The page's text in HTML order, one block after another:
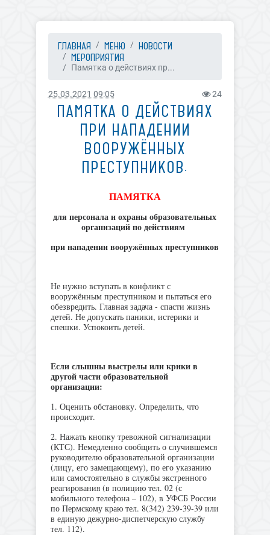
ГЛАВНАЯ МЕНЮ
НОВОСТИ
МЕРОПРИЯТИЯ
Памятка о действиях пр...
25.03.2021 09:05 24
ПАМЯТКА О ДЕЙСТВИЯХ
ПРИ НАПАДЕНИИ
ВООРУЖЁННЫХ
ПРЕСТУПНИКОВ.
ПАМЯТКА
для персонала и охраны образовательных
организаций по действиям
при нападении вооружённых преступников
Не нужно вступать в конфликт с
вооружённым преступником и пытаться его
обезвредить. Главная задача - спасти жизнь
детей. Не допускать паники, истерики и
спешки. Успокоить детей.
Если слышны выстрелы или крики в
другой части образовательной
организации:
1. Оценить обстановку. Определить, что
происходит.
2. Нажать кнопку тревожной сигнализации
(КТС). Немедленно сообщить о случившемся
руководителю образовательной организации
(лицу, его замещающему), по его указанию
или самостоятельно в службы экстренного
реагирования (в полицию тел. 02 (с
мобильного телефона – 102), в УФСБ России
по Пермскому краю тел. 8(342) 239-39-39 или
в единую дежурно-диспетчерскую службу
тел. 112).